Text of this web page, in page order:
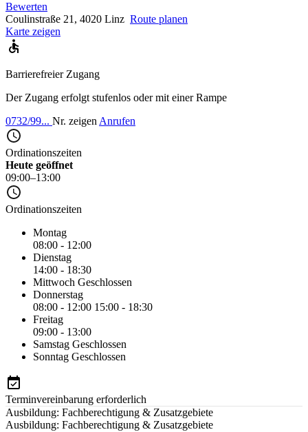
Bewerten
Coulinstraße 21, 4020 Linz Route planen
Karte zeigen
Barrierefreier Zugang
Der Zugang erfolgt stufenlos oder mit einer Rampe
0732/99... Nr. zeigen Anrufen
Ordinationszeiten
Heute geöffnet
09:00–13:00
Ordinationszeiten
Montag
08:00 - 12:00
Dienstag
14:00 - 18:30
Mittwoch Geschlossen
Donnerstag
08:00 - 12:00 15:00 - 18:30
Freitag
09:00 - 13:00
Samstag Geschlossen
Sonntag Geschlossen
Terminvereinbarung erforderlich
Ausbildung: Fachberechtigung & Zusatzgebiete
Ausbildung: Fachberechtigung & Zusatzgebiete